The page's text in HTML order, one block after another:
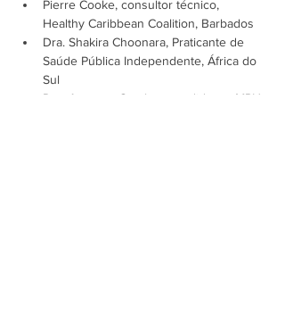
Pierre Cooke, consultor técnico,
Healthy Caribbean Coalition, Barbados
Dra. Shakira Choonara, Praticante de
Saúde Pública Independente, África do
Sul
Dra. Apoorva Gomber, candidata a MPH,